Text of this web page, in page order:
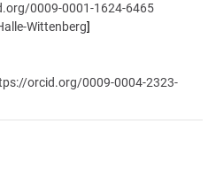
0009-0001-1624-6465
Wittenberg]
orcid.org/0009-0004-2323-